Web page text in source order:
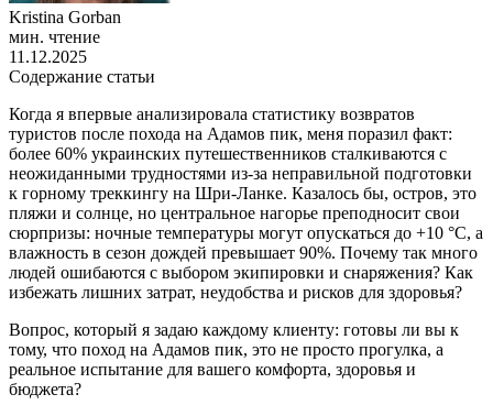
Kristina Gorban
мин. чтение
11.12.2025
Содержание статьи
Когда я впервые анализировала статистику возвратов
туристов после похода на Адамов пик, меня поразил факт:
более 60% украинских путешественников сталкиваются с
неожиданными трудностями из-за неправильной подготовки
к горному треккингу на Шри-Ланке. Казалось бы, остров, это
пляжи и солнце, но центральное нагорье преподносит свои
сюрпризы: ночные температуры могут опускаться до +10 °C, а
влажность в сезон дождей превышает 90%. Почему так много
людей ошибаются с выбором экипировки и снаряжения? Как
избежать лишних затрат, неудобства и рисков для здоровья?
Вопрос, который я задаю каждому клиенту: готовы ли вы к
тому, что поход на Адамов пик, это не просто прогулка, а
реальное испытание для вашего комфорта, здоровья и
бюджета?